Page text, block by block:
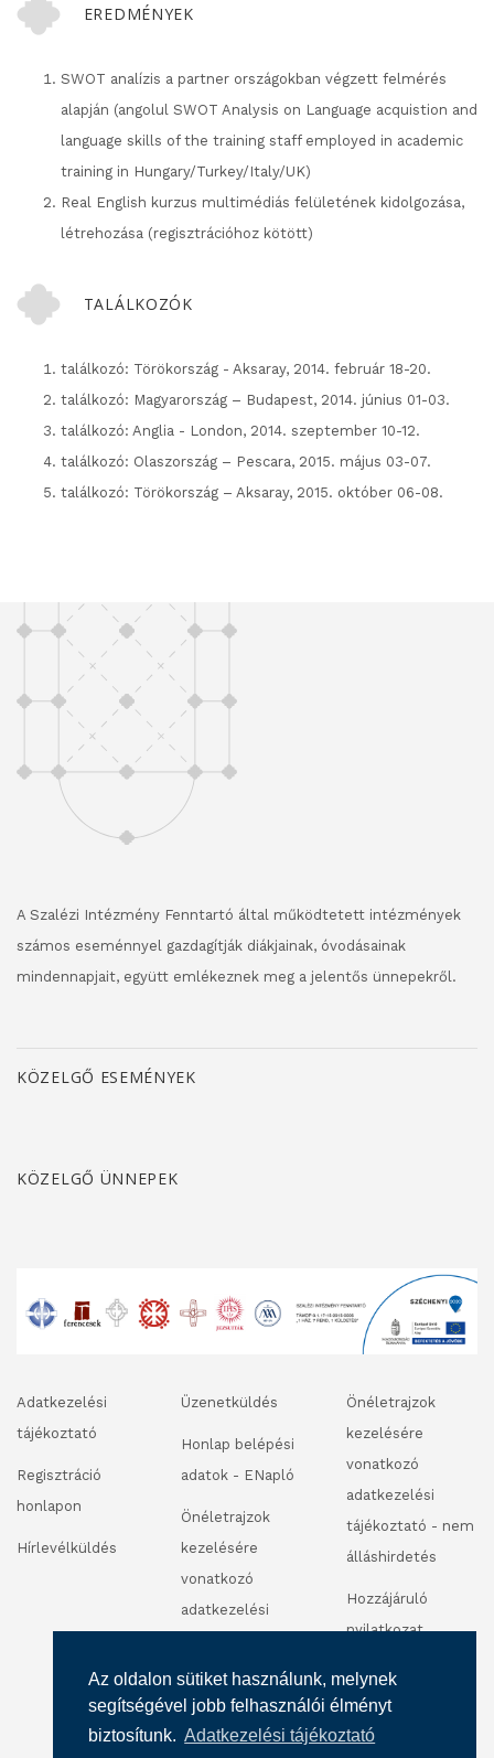
Az oldalon sütiket használunk, melynek
segítségével jobb felhasználói élményt
biztosítunk. Adatkezelési tájékoztató
EREDMÉNYEK
SWOT analízis a partner országokban végzett felmérés
alapján (angolul SWOT Analysis on Language acquistion and
language skills of the training staff employed in academic
training in Hungary/Turkey/Italy/UK)
Real English kurzus multimédiás felületének kidolgozása,
létrehozása (regisztrációhoz kötött)
TALÁLKOZÓK
találkozó: Törökország - Aksaray, 2014. február 18-20.
találkozó: Magyarország – Budapest, 2014. június 01-03.
találkozó: Anglia - London, 2014. szeptember 10-12.
találkozó: Olaszország – Pescara, 2015. május 03-07.
találkozó: Törökország – Aksaray, 2015. október 06-08.
A Szalézi Intézmény Fenntartó által működtetett intézmények
számos eseménnyel gazdagítják diákjainak, óvodásainak
mindennapjait, együtt emlékeznek meg a jelentős ünnepekről.
KÖZELGŐ ESEMÉNYEK
KÖZELGŐ ÜNNEPEK
Adatkezelési
tájékoztató
Regisztráció
honlapon
Hírlevélküldés
Üzenetküldés
Honlap belépési
adatok - ENapló
Önéletrajzok
kezelésére
vonatkozó
adatkezelési
álláshirdetés
Önéletrajzok
kezelésére
vonatkozó
adatkezelési
tájékoztató - nem
álláshirdetés
Hozzájáruló
nyilatkozat
videofelvétel